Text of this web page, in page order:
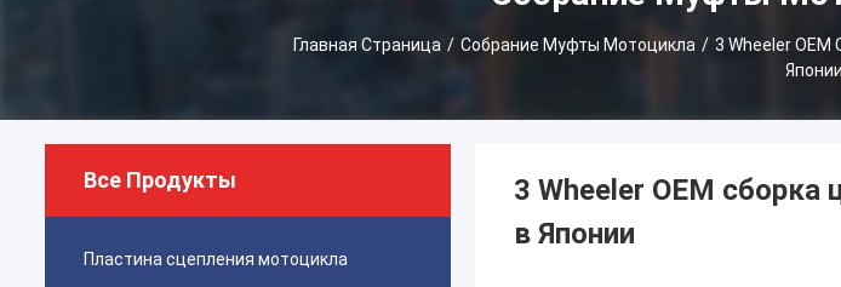
Главная Страница / Собрание Муфты Мотоцикла / 3 Wheeler OEM
Японии
Все Продукты
Пластина сцепления мотоцикла
3 Wheeler OEM сборка
в Японии